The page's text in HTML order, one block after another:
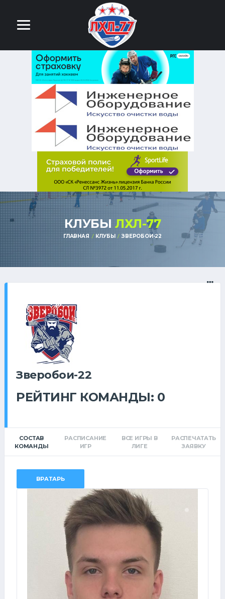
КЛУБЫ ЛХЛ-77
ГЛАВНАЯ КЛУБЫ ЗВЕРОБОИ-22
Зверобои-22
РЕЙТИНГ КОМАНДЫ: 0
СОСТАВ
КОМАНДЫ
РАСПИСАНИЕ
ИГР
ВСЕ ИГРЫ В
ЛИГЕ
РАСПЕЧАТАТЬ
ЗАЯВКУ
ВРАТАРЬ